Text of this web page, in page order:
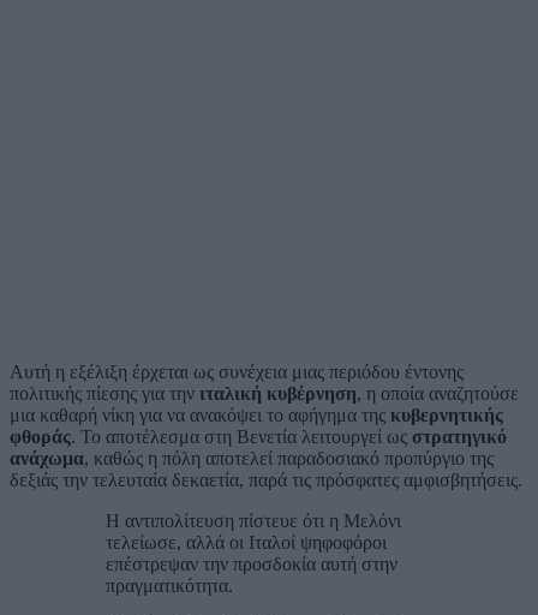
Αυτή η εξέλιξη έρχεται ως συνέχεια μιας περιόδου έντονης
πολιτικής πίεσης για την ιταλική κυβέρνηση, η οποία αναζητούσε
μια καθαρή νίκη για να ανακόψει το αφήγημα της κυβερνητικής
φθοράς. Το αποτέλεσμα στη Βενετία λειτουργεί ως στρατηγικό
ανάχωμα, καθώς η πόλη αποτελεί παραδοσιακό προπύργιο της
δεξιάς την τελευταία δεκαετία, παρά τις πρόσφατες αμφισβητήσεις.
Η αντιπολίτευση πίστευε ότι η Μελόνι
τελείωσε, αλλά οι Ιταλοί ψηφοφόροι
επέστρεψαν την προσδοκία αυτή στην
πραγματικότητα.